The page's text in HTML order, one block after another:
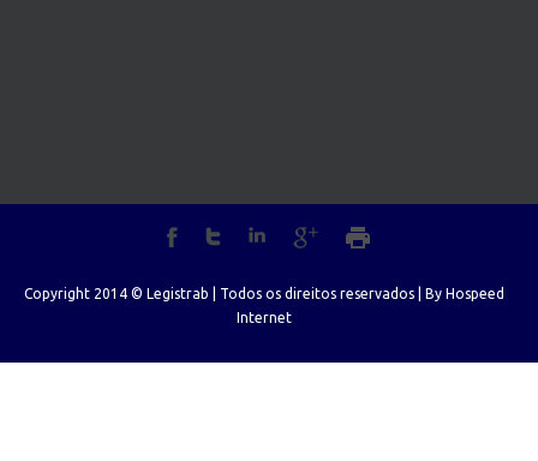
Copyright 2014 © Legistrab | Todos os direitos reservados | By Hospeed
Internet